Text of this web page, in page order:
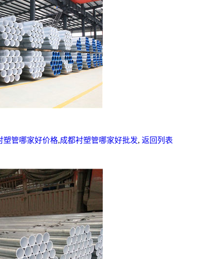
塑管哪家好价格,成都衬塑管哪家好批发, 返回列表